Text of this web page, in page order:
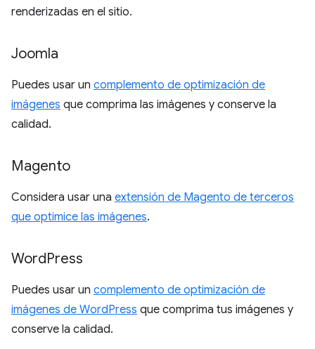
renderizadas en el sitio.
Joomla
Puedes usar un complemento de optimización de
imágenes que comprima las imágenes y conserve la
calidad.
Magento
Considera usar una extensión de Magento de terceros
que optimice las imágenes.
WordPress
Puedes usar un complemento de optimización de
imágenes de WordPress que comprima tus imágenes y
conserve la calidad.